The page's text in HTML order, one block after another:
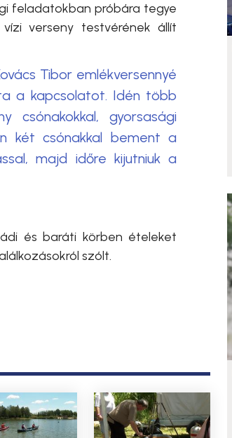
feladatokban próbára tegye
verseny testvérének állít
Tibor emlékversennyé
a kapcsolatot. Idén több
csónakokkal, gyorsasági
két csónakkal bement a
majd időre kijutniuk a
és baráti körben ételeket
szólt.